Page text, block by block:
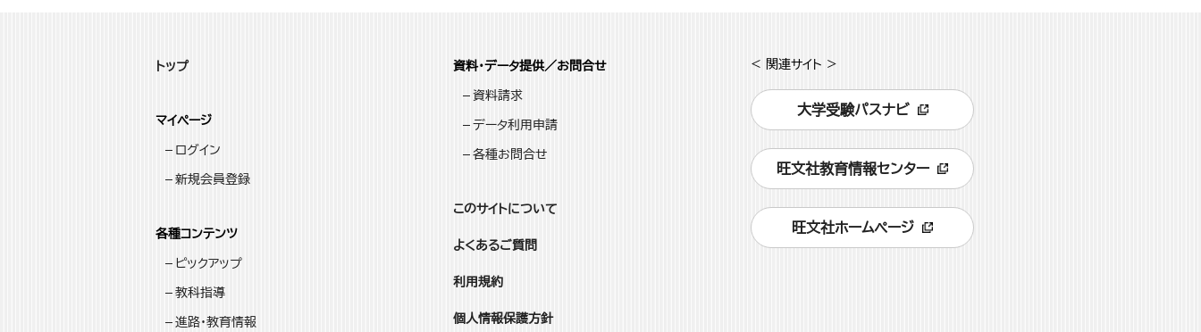
トップ
マイページ
ログイン
新規会員登録
各種コンテンツ
ピックアップ
教科指導
進路・教育情報
資料・データ提供／お問合せ
資料請求
データ利用申請
各種お問合せ
このサイトについて
よくあるご質問
利用規約
個人情報保護方針
< 関連サイト >
大学受験パスナビ
旺文社教育情報センター
旺文社ホームページ